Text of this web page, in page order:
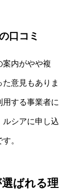
口コミ
案内がやや複
意見もありま
する事業者に
ルシアに申し込
。
ばれる理